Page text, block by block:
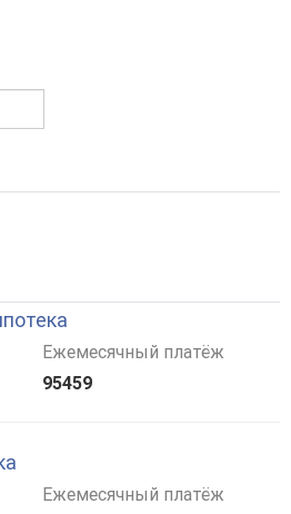
Ежемесячный платёж
95459
Ежемесячный платёж